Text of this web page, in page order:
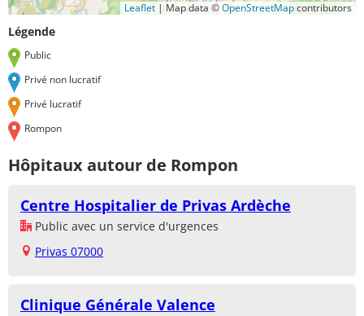
Leaflet | Map data ©OpenStreetMapcontributors
Légende
Public
Privé non lucratif
Privé lucratif
Rompon
Hôpitaux autour de Rompon
Centre Hospitalier de Privas Ardèche
Public avec un service d'urgences
Privas 07000
Clinique Générale Valence